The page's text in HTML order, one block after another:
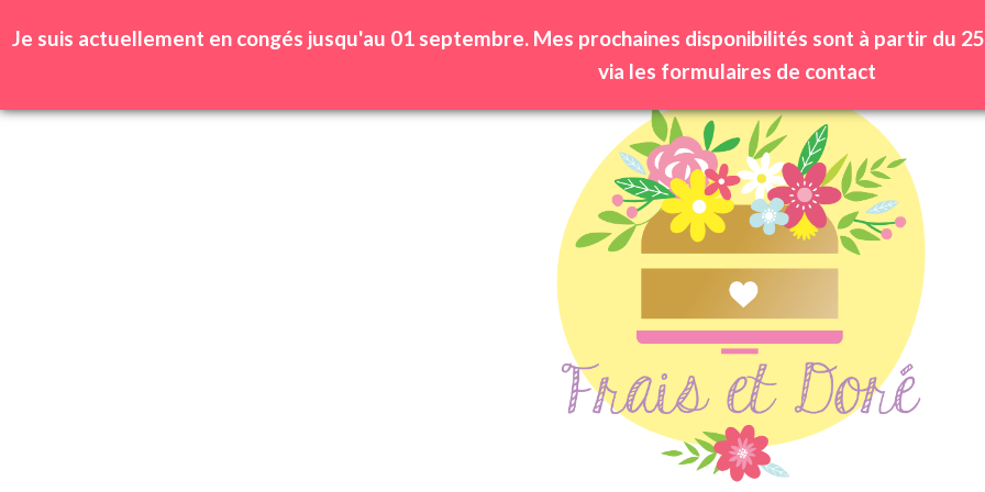
Je suis actuellement en congés jusqu'au 01 septembre. Mes prochaines disponibilités sont à partir du
via les formulaires de contact